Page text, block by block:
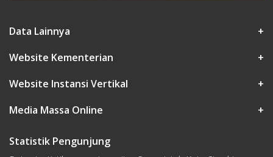
Data Lainnya
+
Website Kementerian
+
Website Instansi Vertikal
+
Media Massa Online
+
Statistik Pengunjung